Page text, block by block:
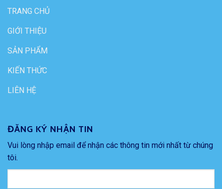
TRANG CHỦ
GIỚI THIỆU
SẢN PHẨM
KIẾN THỨC
LIÊN HỆ
ĐĂNG KÝ NHẬN TIN
Vui lòng nhập email để nhận các thông tin mới nhất từ chúng
tôi.